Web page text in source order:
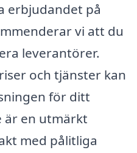
erbjudandet på
vi att du
leverantörer.
och tjänster kan
för ditt
är en utmärkt
med pålitliga